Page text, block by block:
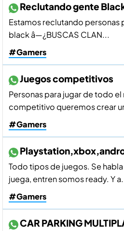
Reclutando gente
Estamos reclutando personas
black â—¿BUSCAS CLAN...
#Gamers
Juegos competitivos
Personas para jugar de todo el
competitivo queremos crear
#Gamers
Todo tipos de juegos. Se
juega, entren somos ready. Y
#Gamers
CAR PARKING